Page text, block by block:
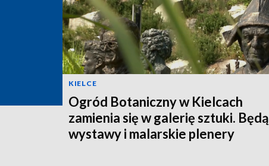
KIELCE
Ogród Botaniczny w Kielcach
zamienia się w galerię sztuki. Będą
wystawy i malarskie plenery